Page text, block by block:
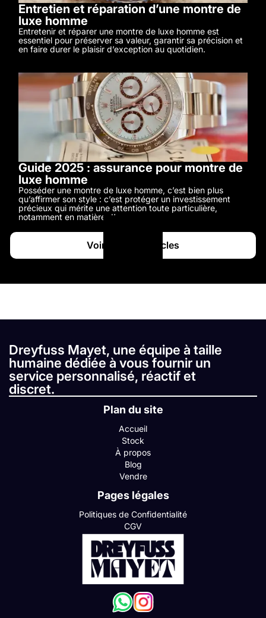
Entretien et réparation d’une montre de
luxe homme
Entretenir et réparer une montre de luxe homme est
essentiel pour préserver sa valeur, garantir sa précision et
en faire durer le plaisir d’exception au quotidien.
Guide 2025 : assurance pour montre de
luxe homme
Posséder une montre de luxe homme, c’est bien plus
qu’affirmer son style : c’est protéger un investissement
précieux qui mérite une attention toute particulière,
notamment en matière d’assurance.
Voir tous les articles
Dreyfuss Mayet, une équipe à taille
humaine dédiée à vous fournir un
service personnalisé, réactif et
discret.
Plan du site
Accueil
Stock
À propos
Blog
Vendre
Pages légales
Politiques de Confidentialité
CGV